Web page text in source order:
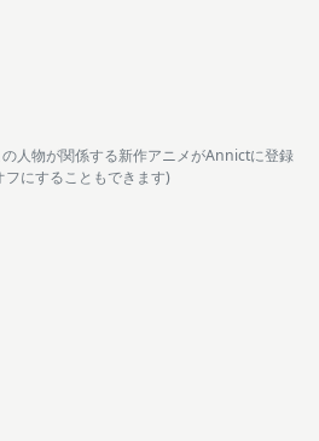
人物が関係する新作アニメがAnnictに登録
にすることもできます)